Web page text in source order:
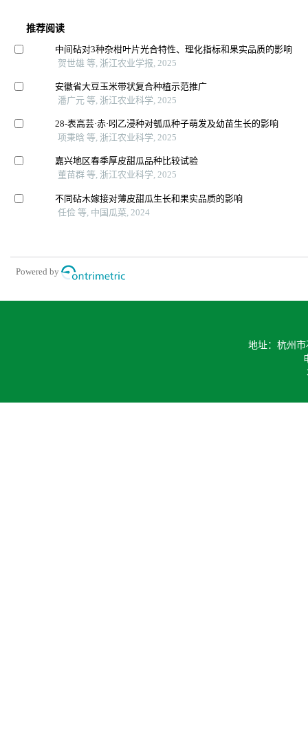
推荐阅读
中间砧对3种杂柑叶片光合特性、理化指标和果实品质的影响
贺世雄 等, 浙江农业学报, 2025
安徽省大豆玉米带状复合种植示范推广
潘广元 等, 浙江农业科学, 2025
28-表高芸·赤·吲乙浸种对瓠瓜种子萌发及幼苗生长的影响
项秉晗 等, 浙江农业科学, 2025
嘉兴地区春季厚皮甜瓜品种比较试验
董苗群 等, 浙江农业科学, 2025
不同砧木嫁接对薄皮甜瓜生长和果实品质的影响
任俭 等, 中国瓜菜, 2024
Powered by
地址：杭州